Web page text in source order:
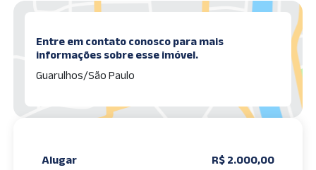
Entre em contato conosco para mais
informações sobre esse imóvel.
Guarulhos/São Paulo
Alugar
R$ 2.000,00